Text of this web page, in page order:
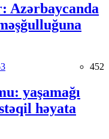
Azərbaycanda
452
yaşamağı
həyata